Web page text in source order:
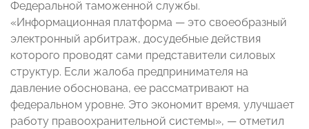
Федеральной таможенной службы.
«Информационная платформа — это своеобразный
электронный арбитраж, досудебные действия
которого проводят сами представители силовых
структур. Если жалоба предпринимателя на
давление обоснована, ее рассматривают на
федеральном уровне. Это экономит время, улучшает
работу правоохранительной системы», — отметил